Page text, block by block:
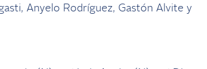
Anyelo Rodríguez, Gastón Alvite y